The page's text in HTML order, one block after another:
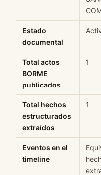
Estado
documental
Total actos
BORME
publicados
1
Total hechos
estructurados
extraídos
1
Eventos en el
timeline